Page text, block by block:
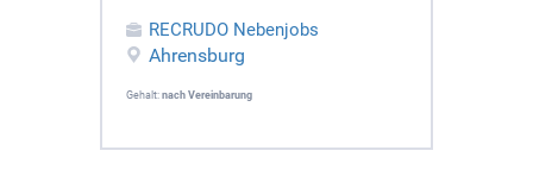
RECRUDO Nebenjobs
Ahrensburg
Gehalt: nach Vereinbarung